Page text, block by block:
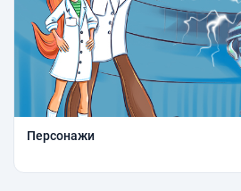
Персонажи